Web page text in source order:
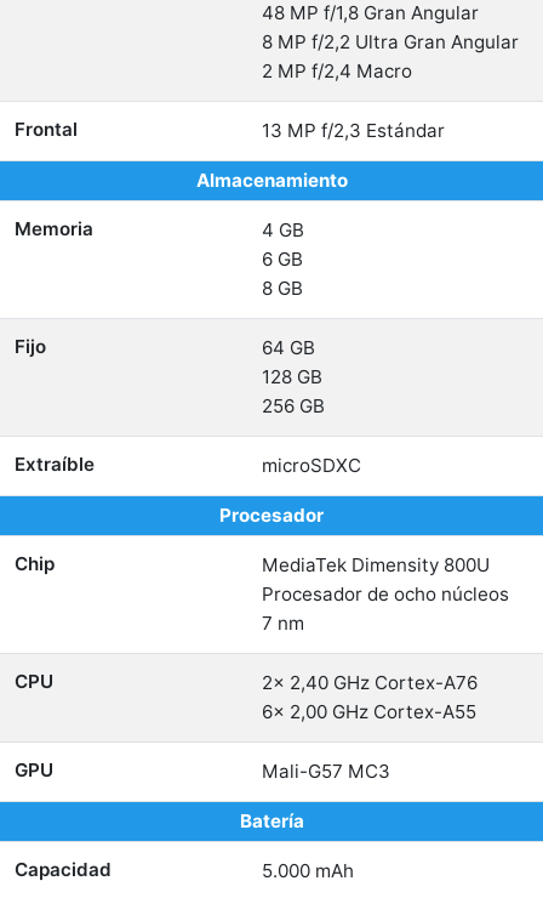
48 MP f/1,8 Gran Angular
8 MP f/2,2 Ultra Gran Angular
2 MP f/2,4 Macro
Frontal 13 MP f/2,3 Estándar
Almacenamiento
Memoria
4 GB
6 GB
8 GB
Fijo
64 GB
128 GB
256 GB
Extraíble microSDXC
Procesador
Chip
MediaTek Dimensity 800U
Procesador de ocho núcleos
7 nm
CPU
2x 2,40 GHz Cortex-A76
6x 2,00 GHz Cortex-A55
GPU Mali-G57 MC3
Batería
Capacidad 5.000 mAh